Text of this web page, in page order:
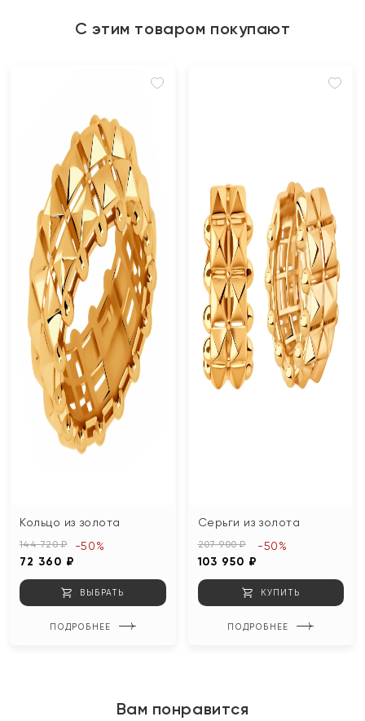
С этим товаром покупают
Кольцо из золота
144 720 ₽
72 360 ₽
-50%
ВЫБРАТЬ
ПОДРОБНЕЕ
Серьги из золота
207 900 ₽
103 950 ₽
-50%
КУПИТЬ
ПОДРОБНЕЕ
Вам понравится